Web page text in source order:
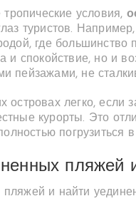
условия,
туристов. Например,
где большинство
и спокойствие, но и
пейзажами, не
островах легко, если
курорты. Это
погрузиться
пляжей
и найти